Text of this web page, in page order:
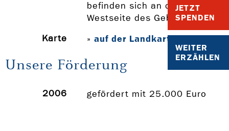
JETZT
SPENDEN
WEITER
ERZÄHLEN
befinden sich an der
Westseite des Gebäudes.
Karte
» auf der Landkarte anzeigen
Unsere Förderung
2006 gefördert mit 25.000 Euro